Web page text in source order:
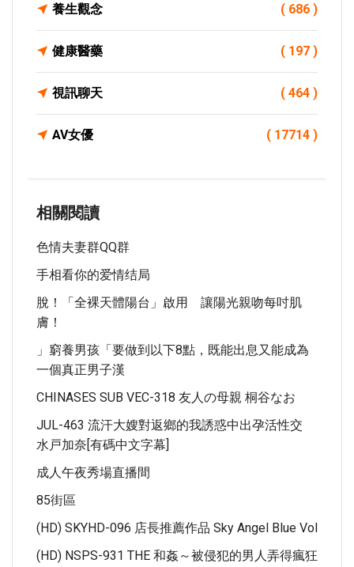
養生觀念 ( 686 )
健康醫藥 ( 197 )
視訊聊天 ( 464 )
AV女優 ( 17714 )
相關閱讀
色情夫妻群QQ群
手相看你的爱情结局
脫！「全裸天體陽台」啟用 讓陽光親吻每吋肌
膚！
」窮養男孩「要做到以下8點，既能出息又能成為
一個真正男子漢
CHINASES SUB VEC-318 友人の母親 桐谷なお
JUL-463 流汗大嫂對返鄉的我誘惑中出孕活性交
水戸加奈[有碼中文字幕]
成人午夜秀場直播間
85街區
(HD) SKYHD-096 店長推薦作品 Sky Angel Blue Vol
(HD) NSPS-931 THE 和姦～被侵犯的男人弄得瘋狂